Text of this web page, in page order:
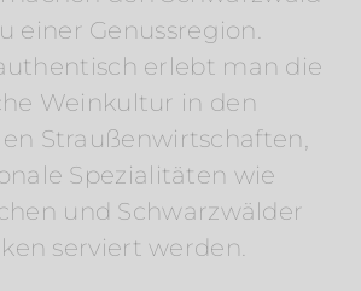
einer Genussregion.
erlebt man die
Weinkultur in den
Straußenwirtschaften,
Spezialitäten wie
und Schwarzwälder
serviert werden.